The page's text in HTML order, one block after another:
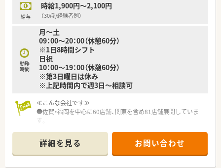
給与
時給1,900円～2,100円
（30歳/経験者例）
勤務
時間
月～土
09：00～20：00（休憩60分）
※1日8時間シフト
日祝
10：00～19：00（休憩60分）
※第3日曜日は休み
※上記時間内で週3日～相談可
≪こんな会社です≫
●佐賀・福岡を中心に60店舗、関東を含め81店舗展開していま
す。
非常に良い環境です。
●行政と協力しコンビニでのがん検診等を実施しており、地域に
密着した医療サービスの提供を目指しています。
詳細を見る お問い合わせ